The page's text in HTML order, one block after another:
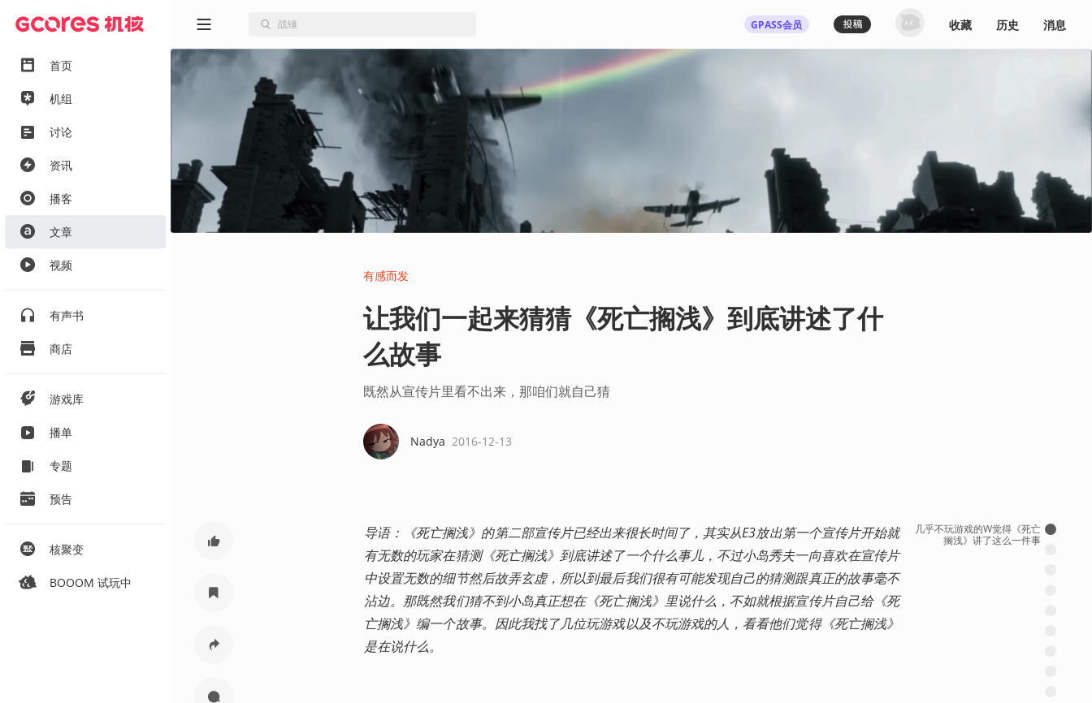
首页
机组
讨论
资讯
播客
文章
视频
有声书
商店
游戏库
播单
专题
预告
核聚变
BOOOM 试玩中
GPASS会员
登录 / 注册
收藏 历史 消息
有感而发
让我们一起来猜猜《死亡搁浅》到底讲述了什
么故事
既然从宣传片里看不出来，那咱们就自己猜
Nadya 2016-12-13
导语：《死亡搁浅》的第二部宣传片已经出来很长时间了，其实从E3放出第一个宣传片开始就
有无数的玩家在猜测《死亡搁浅》到底讲述了一个什么事儿，不过小岛秀夫一向喜欢在宣传片
中设置无数的细节然后故弄玄虚，所以到最后我们很有可能发现自己的猜测跟真正的故事毫不
沾边。那既然我们猜不到小岛真正想在《死亡搁浅》里说什么，不如就根据宣传片自己给《死
亡搁浅》编一个故事。因此我找了几位玩游戏以及不玩游戏的人，看看他们觉得《死亡搁浅》
是在说什么。
几乎不玩游戏的W觉得《死亡
搁浅》讲了这么一件事